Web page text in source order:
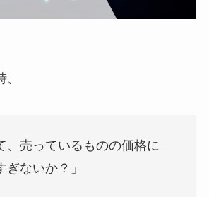
、売っているものの価格に
ぎないか？」